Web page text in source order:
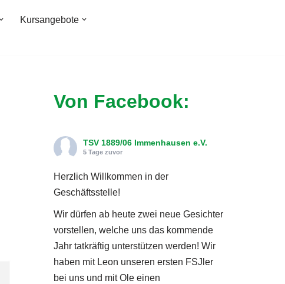
Kursangebote
Von Facebook:
TSV 1889/06 Immenhausen e.V.
5 Tage zuvor
Herzlich Willkommen in der
Geschäftsstelle!
Wir dürfen ab heute zwei neue Gesichter
vorstellen, welche uns das kommende
Jahr tatkräftig unterstützen werden! Wir
haben mit Leon unseren ersten FSJler
bei uns und mit Ole einen